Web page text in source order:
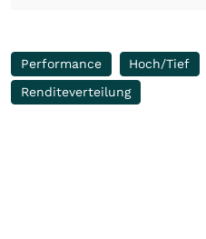
Performance Hoch/Tief
Renditeverteilung